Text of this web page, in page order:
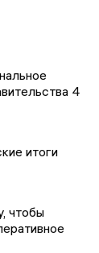
4
итоги
чтобы